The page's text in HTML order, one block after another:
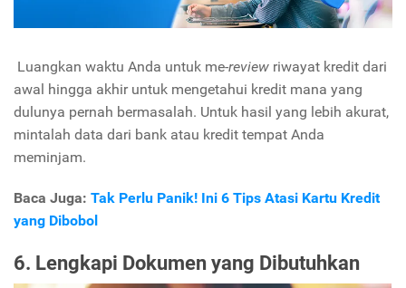
Luangkan waktu Anda untuk me-review riwayat kredit dari
awal hingga akhir untuk mengetahui kredit mana yang
dulunya pernah bermasalah. Untuk hasil yang lebih akurat,
mintalah data dari bank atau kredit tempat Anda
meminjam.
Baca Juga: Tak Perlu Panik! Ini 6 Tips Atasi Kartu Kredit
yang Dibobol
6. Lengkapi Dokumen yang Dibutuhkan